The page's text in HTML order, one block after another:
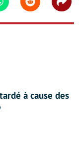
Reddit
à cause des